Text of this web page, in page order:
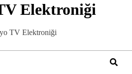
Elektroniği
TV Elektroniği